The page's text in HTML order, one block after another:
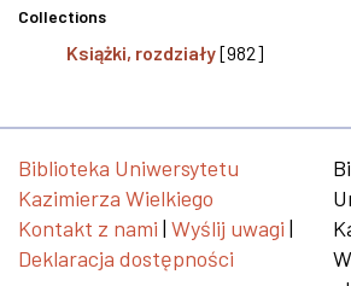
Collections
Książki, rozdziały[982]
Biblioteka Uniwersytetu
Kazimierza Wielkiego
Kontakt z nami | Wyślij uwagi |
Deklaracja dostępności